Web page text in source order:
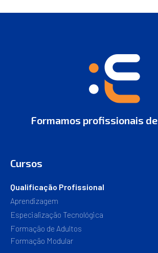
Formamos profissionais de
Cursos
Qualificação Profissional
Aprendizagem
Especialização Tecnológica
Formação de Adultos
Formação Modular